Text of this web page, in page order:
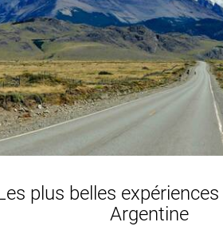
plus belles
Argentine